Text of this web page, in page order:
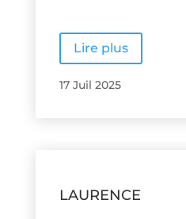
Lire plus
17 Juil 2025
LAURENCE